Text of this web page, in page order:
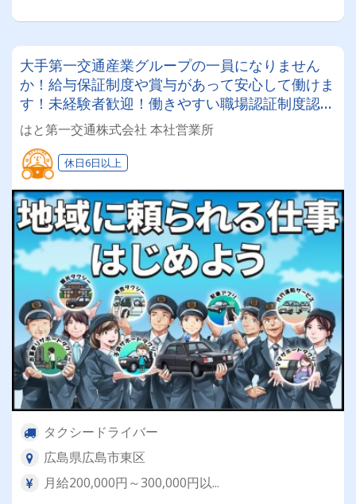
大手第一交通産業グループの一員になりません
か！給与保証制度や賞与があって安心して働けま
す！未経験者歓迎！働きやすい職場認証制度認証
事業所！
はと第一交通株式会社 本社営業所
休日6日以上
タクシードライバー
広島県広島市東区
月給200,000円～300,000円以...